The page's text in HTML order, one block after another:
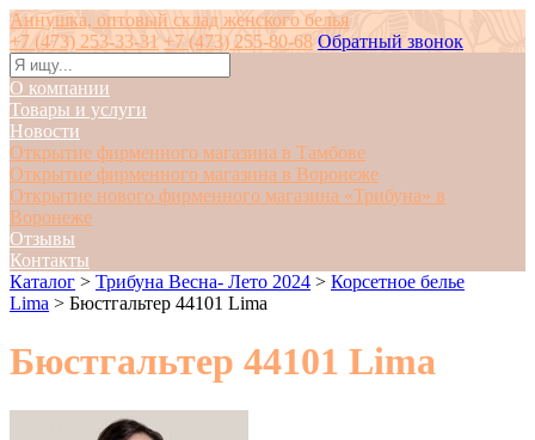
Аннушка, оптовый склад женского белья
+7 (473) 253-33-31 +7 (473) 255-80-68 Обратный звонок
О компании
Товары и услуги
Новости
Открытие фирменного магазина в Тамбове
Открытие фирменного магазина в Воронеже
Открытие нового фирменного магазина «Трибуна» в
Воронеже
Отзывы
Контакты
Каталог > Трибуна Весна- Лето 2024 > Корсетное белье
Lima > Бюстгальтер 44101 Lima
Бюстгальтер 44101 Lima